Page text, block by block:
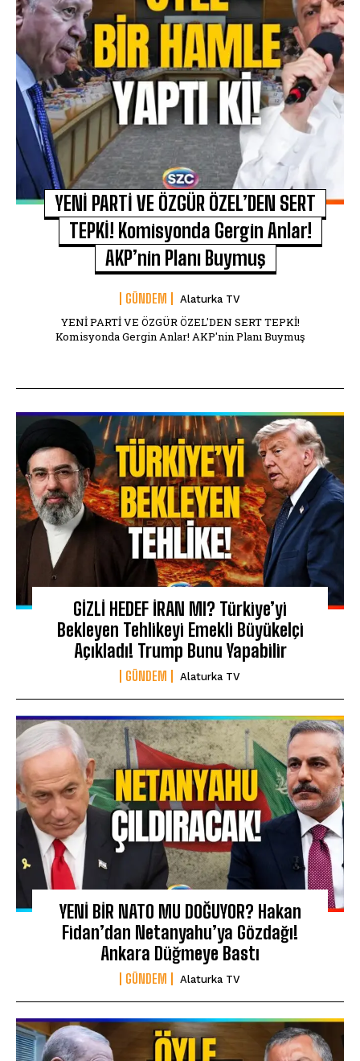
YENİ PARTİ VE ÖZGÜR ÖZEL’DEN SERT
TEPKİ! Komisyonda Gergin Anlar!
AKP’nin Planı Buymuş
GÜNDEM Alaturka TV
YENİ PARTİ VE ÖZGÜR ÖZEL'DEN SERT TEPKİ!
Komisyonda Gergin Anlar! AKP'nin Planı Buymuş
GİZLİ HEDEF İRAN MI? Türkiye’yi
Bekleyen Tehlikeyi Emekli Büyükelçi
Açıkladı! Trump Bunu Yapabilir
GÜNDEM Alaturka TV
YENİ BİR NATO MU DOĞUYOR? Hakan
Fidan’dan Netanyahu’ya Gözdağı!
Ankara Düğmeye Bastı
GÜNDEM Alaturka TV